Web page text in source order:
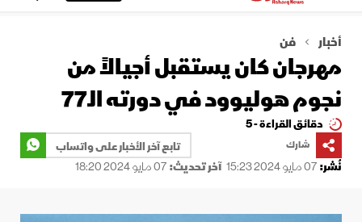
أخبار فن
مهرجان كان يستقبل أجيالاً من
نجوم هوليوود في دورته الـ77
دقائق القراءة - 5
شارك
تابع آخر الأخبار على واتساب
نُشر:07 مايو 2024 15:23 آخر تحديث:07 مايو 2024 18:20